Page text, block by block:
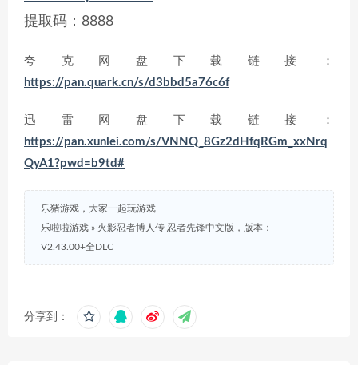
提取码：8888
夸克网盘下载链接：
https://pan.quark.cn/s/d3bbd5a76c6f
迅雷网盘下载链接：
https://pan.xunlei.com/s/VNNQ_8Gz2dHfqRGm_xxNrq
QyA1?pwd=b9td#
乐猪游戏，大家一起玩游戏
乐啦啦游戏 » 火影忍者博人传 忍者先锋中文版，版本：
V2.43.00+全DLC
分享到：